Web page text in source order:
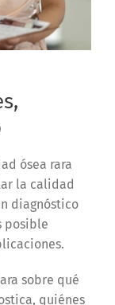
ósea rara
la calidad
diagnóstico
posible
sobre qué
quiénes